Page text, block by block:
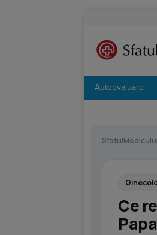
Autoevaluare
Ce